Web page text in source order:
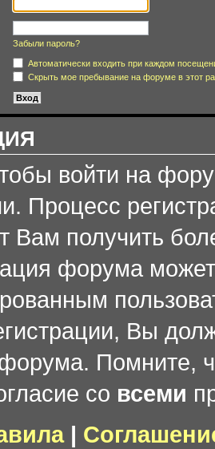
Забыли пароль?
Автоматически входить при каждом
Скрыть мое пребывание на форуме в этот
войти на
Процесс
Вам получить
форума может
Вы
Помните,
со всеми
|